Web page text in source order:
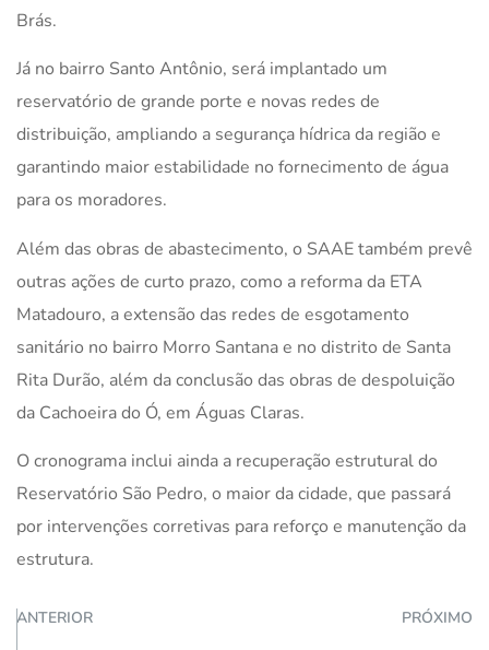
Brás.
Já no bairro Santo Antônio, será implantado um
reservatório de grande porte e novas redes de
distribuição, ampliando a segurança hídrica da região e
garantindo maior estabilidade no fornecimento de água
para os moradores.
Além das obras de abastecimento, o SAAE também prevê
outras ações de curto prazo, como a reforma da ETA
Matadouro, a extensão das redes de esgotamento
sanitário no bairro Morro Santana e no distrito de Santa
Rita Durão, além da conclusão das obras de despoluição
da Cachoeira do Ó, em Águas Claras.
O cronograma inclui ainda a recuperação estrutural do
Reservatório São Pedro, o maior da cidade, que passará
por intervenções corretivas para reforço e manutenção da
estrutura.
ANTERIOR PRÓXIMO